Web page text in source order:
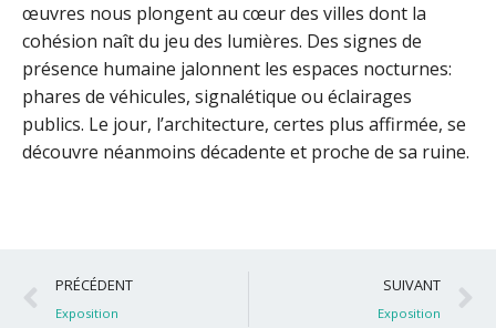
œuvres nous plongent au cœur des villes dont la
cohésion naît du jeu des lumières. Des signes de
présence humaine jalonnent les espaces nocturnes:
phares de véhicules, signalétique ou éclairages
publics. Le jour, l’architecture, certes plus affirmée, se
découvre néanmoins décadente et proche de sa ruine.
Précédent
PRÉCÉDENT
Exposition
SUIVANT
Exposition